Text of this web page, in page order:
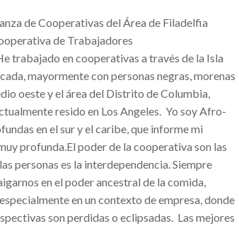
de Cooperativas del Área de Filadelfia
de Trabajadores
trabajado en cooperativas a través de la Isla
mayormente con personas negras, morenas
oeste y el área del Distrito de Columbia,
resido en Los Angeles. Yo soy Afro-
en el sur y el caribe, que informe mi
profunda.El poder de la cooperativa son las
personas es la interdependencia. Siempre
en el poder ancestral de la comida,
en un contexto de empresa, donde
son perdidas o eclipsadas. Las mejores